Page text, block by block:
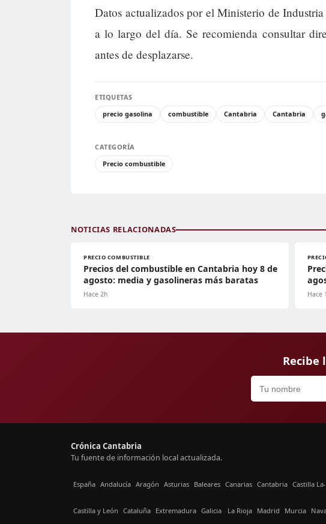
Datos actualizados por el Ministerio de
a lo largo del día. Se recomienda consultar
antes de desplazarse.
ETIQUETAS
precio gasolina
combustible Cantabria Cantabria
CATEGORÍA
Precio combustible
NOTICIAS RELACIONADAS
PRECIO COMBUSTIBLE
Precios del combustible en Cantabria hoy 8 de
agosto: media y gasolineras más baratas
Hace 2h Hace
Recibe
Crónica Cantabria
Tu fuente de información local actualizada.
España Andalucía Aragón Asturias Baleares Canarias Cantabria Castilla
Castilla y León Cataluña Extremadura Galicia La Rioja Madrid Murcia